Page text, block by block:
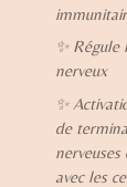
✨ Régule
nerveux
✨
de
avec les